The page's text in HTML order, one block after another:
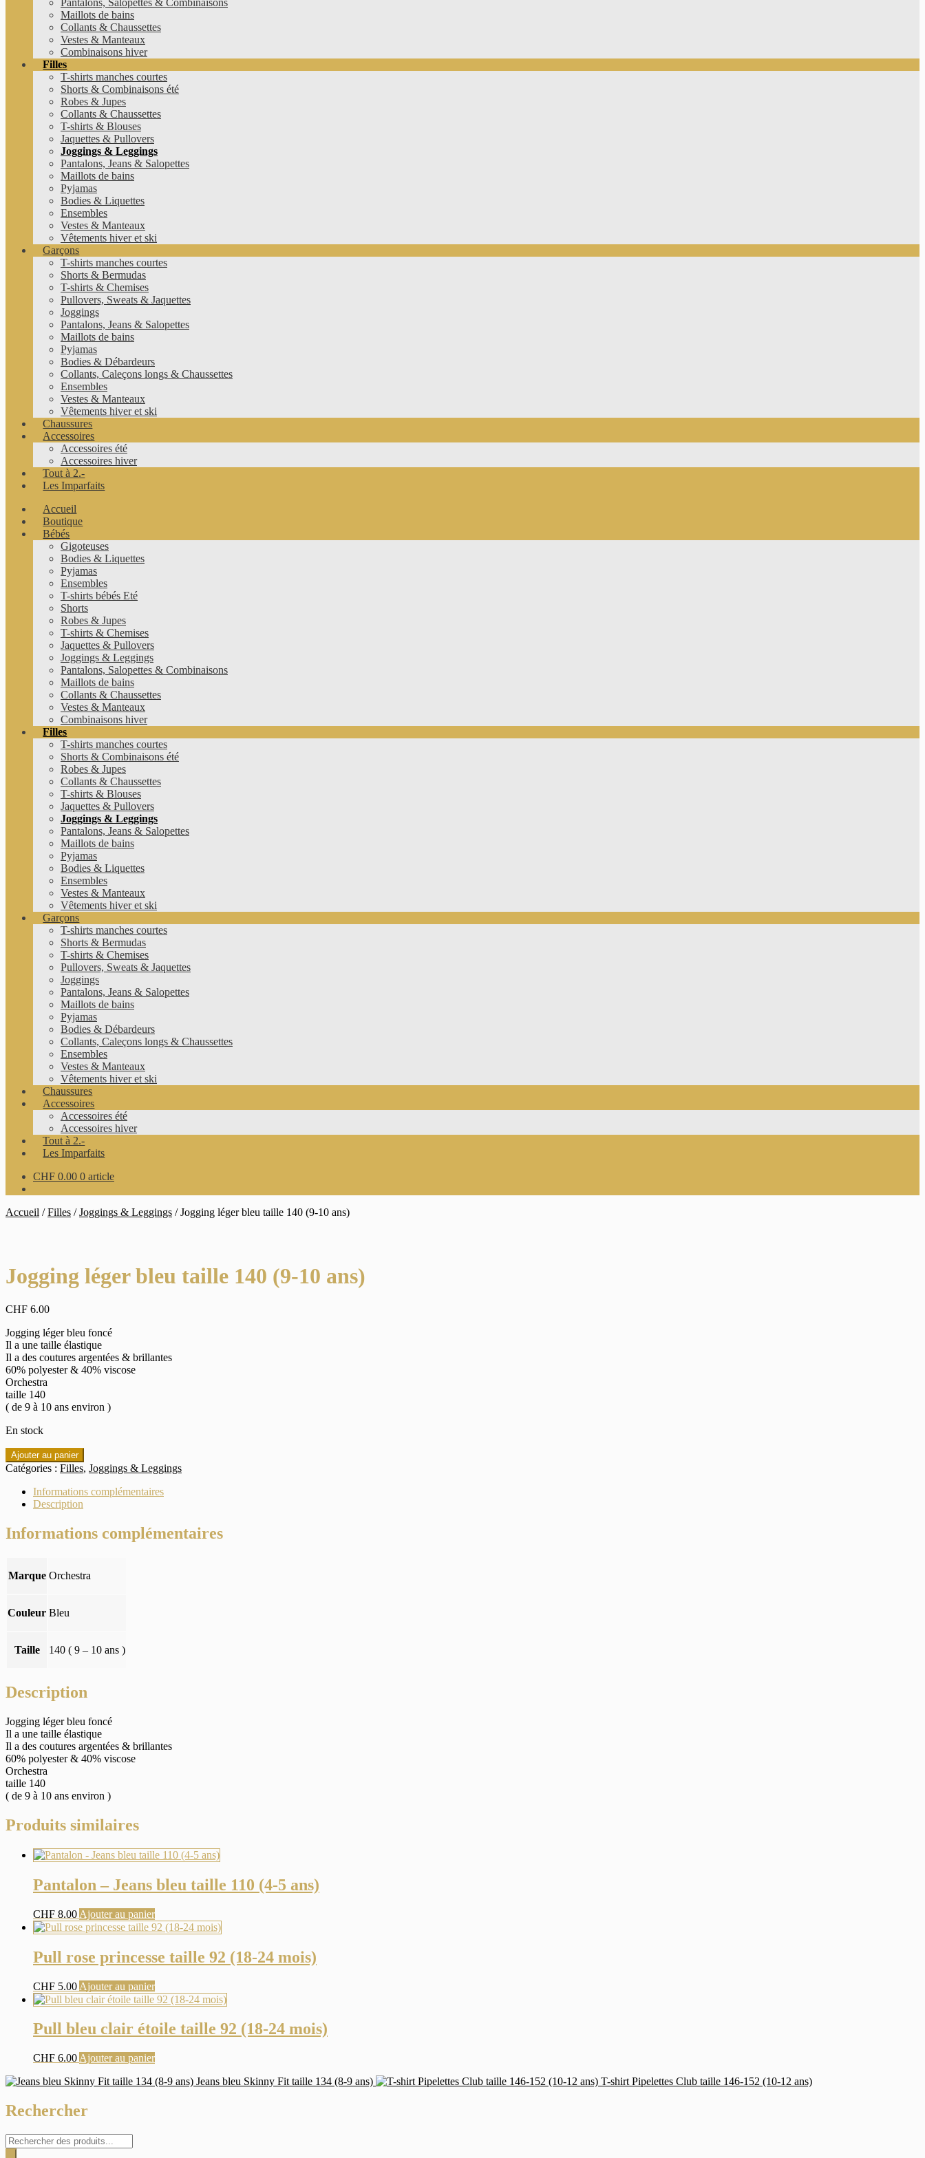
Pantalons, Salopettes & Combinaisons
Maillots de bains
Collants & Chaussettes
Vestes & Manteaux
Combinaisons hiver
Filles
T-shirts manches courtes
Shorts & Combinaisons été
Robes & Jupes
Collants & Chaussettes
T-shirts & Blouses
Jaquettes & Pullovers
Joggings & Leggings
Pantalons, Jeans & Salopettes
Maillots de bains
Pyjamas
Bodies & Liquettes
Ensembles
Vestes & Manteaux
Vêtements hiver et ski
Garçons
T-shirts manches courtes
Shorts & Bermudas
T-shirts & Chemises
Pullovers, Sweats & Jaquettes
Joggings
Pantalons, Jeans & Salopettes
Maillots de bains
Pyjamas
Bodies & Débardeurs
Collants, Caleçons longs & Chaussettes
Ensembles
Vestes & Manteaux
Vêtements hiver et ski
Chaussures
Accessoires
Accessoires été
Accessoires hiver
Tout à 2.-
Les Imparfaits
Accueil
Boutique
Bébés
Gigoteuses
Bodies & Liquettes
Pyjamas
Ensembles
T-shirts bébés Eté
Shorts
Robes & Jupes
T-shirts & Chemises
Jaquettes & Pullovers
Joggings & Leggings
Pantalons, Salopettes & Combinaisons
Maillots de bains
Collants & Chaussettes
Vestes & Manteaux
Combinaisons hiver
Filles
T-shirts manches courtes
Shorts & Combinaisons été
Robes & Jupes
Collants & Chaussettes
T-shirts & Blouses
Jaquettes & Pullovers
Joggings & Leggings
Pantalons, Jeans & Salopettes
Maillots de bains
Pyjamas
Bodies & Liquettes
Ensembles
Vestes & Manteaux
Vêtements hiver et ski
Garçons
T-shirts manches courtes
Shorts & Bermudas
T-shirts & Chemises
Pullovers, Sweats & Jaquettes
Joggings
Pantalons, Jeans & Salopettes
Maillots de bains
Pyjamas
Bodies & Débardeurs
Collants, Caleçons longs & Chaussettes
Ensembles
Vestes & Manteaux
Vêtements hiver et ski
Chaussures
Accessoires
Accessoires été
Accessoires hiver
Tout à 2.-
Les Imparfaits
CHF 0.00 0 article
Accueil /Filles /Joggings & Leggings /Jogging léger bleu taille 140 (9-10 ans)
Jogging léger bleu taille 140 (9-10 ans)
CHF 6.00
Jogging léger bleu foncé
Il a une taille élastique
Il a des coutures argentées & brillantes
60% polyester & 40% viscose
Orchestra
taille 140
( de 9 à 10 ans environ )
En stock
quantité
de
léger
bleu
140
(9-
Ajouter au panier
Catégories : Filles, Joggings & Leggings
Informations complémentaires
Description
Informations complémentaires
Marque Orchestra
Couleur Bleu
Taille 140 ( 9 – 10 ans )
Description
Jogging léger bleu foncé
Il a une taille élastique
Il a des coutures argentées & brillantes
60% polyester & 40% viscose
Orchestra
taille 140
( de 9 à 10 ans environ )
Produits similaires
Pantalon – Jeans bleu taille 110 (4-5 ans)
CHF 8.00 Ajouter au panier
Pull rose princesse taille 92 (18-24 mois)
CHF 5.00 Ajouter au panier
Pull bleu clair étoile taille 92 (18-24 mois)
CHF 6.00 Ajouter au panier
Jeans bleu Skinny Fit taille 134 (8-9 ans)
T-shirt Pipelettes Club taille 146-152 (10-12 ans)
Rechercher
Recherche
de